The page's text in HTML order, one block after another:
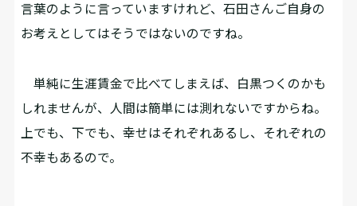
言葉のように言っていますけれど、石田さんご自身の
お考えとしてはそうではないのですね。
単純に生涯賃金で比べてしまえば、白黒つくのかも
しれませんが、人間は簡単には測れないですからね。
上でも、下でも、幸せはそれぞれあるし、それぞれの
不幸もあるので。